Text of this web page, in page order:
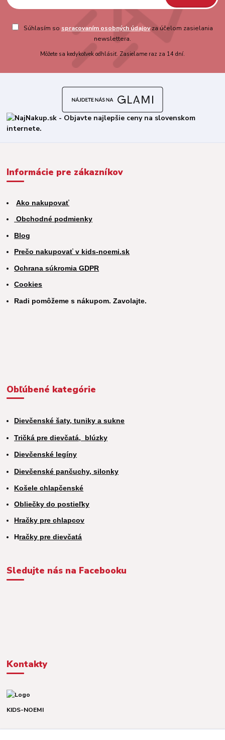
Súhlasím so spracovaním osobných údajovza účelom zasielania
newslettera.
Môžete sa kedykoľvek odhlásiť. Zasielame raz za 14 dní.
Informácie pre zákazníkov
Ako nakupovať
Obchodné podmienky
Blog
Prečo nakupovať v kids-noemi.sk
Ochrana súkromia GDPR
Cookies
Radi pomôžeme s nákupom. Zavolajte.
Obľúbené kategórie
Dievčenské šaty, tuniky a sukne
Tričká pre dievčatá, blúzky
Dievčenské legíny
Dievčenské pančuchy, silonky
Košele chlapčenské
Obliečky do postieľky
Hračky pre chlapcov
Hračky pre dievčatá
Sledujte nás na Facebooku
Kontakty
KIDS-NOEMI